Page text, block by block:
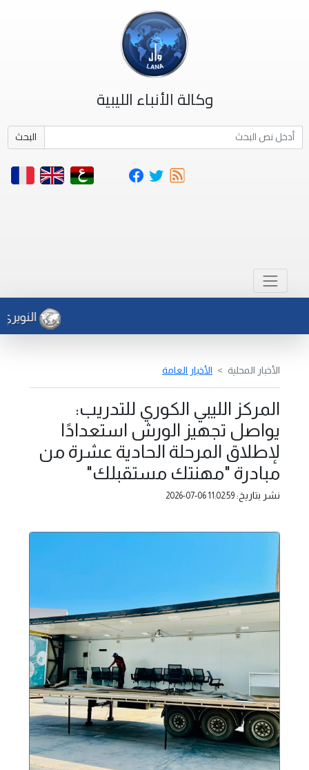
وكالة الأنباء الليبية
البحث
الأخبار المحلية الأخبار العامة
المركز الليبي الكوري للتدريب:
يواصل تجهيز الورش استعدادًا
لإطلاق المرحلة الحادية عشرة من
مبادرة "مهنتك مستقبلك"
نشر بتاريخ: 2026-07-06 11:02:59